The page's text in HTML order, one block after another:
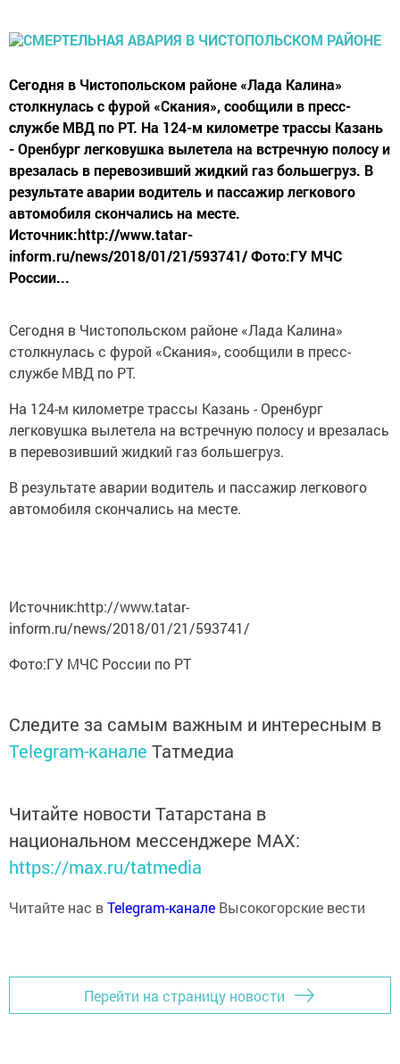
Сегодня в Чистопольском районе «Лада Калина»
столкнулась с фурой «Скания», сообщили в пресс-
службе МВД по РТ. На 124-м километре трассы Казань
- Оренбург легковушка вылетела на встречную полосу и
врезалась в перевозивший жидкий газ большегруз. В
результате аварии водитель и пассажир легкового
автомобиля скончались на месте.
Источник:http://www.tatar-
inform.ru/news/2018/01/21/593741/ Фото:ГУ МЧС
России...
Сегодня в Чистопольском районе «Лада Калина»
столкнулась с фурой «Скания», сообщили в пресс-
службе МВД по РТ.
На 124-м километре трассы Казань - Оренбург
легковушка вылетела на встречную полосу и врезалась
в перевозивший жидкий газ большегруз.
В результате аварии водитель и пассажир легкового
автомобиля скончались на месте.
Источник:http://www.tatar-
inform.ru/news/2018/01/21/593741/
Фото:ГУ МЧС России по РТ
Следите за самым важным и интересным в
Telegram-канале Татмедиа
Читайте новости Татарстана в
национальном мессенджере MАХ:
https://max.ru/tatmedia
Читайте нас вTelegram-канале Высокогорские вести
Перейти на страницу новости